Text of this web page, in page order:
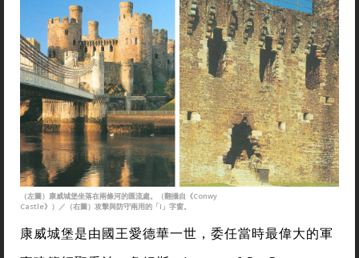
（左圖）康威城堡坐落在兩條河的匯流處。（翻攝自《Conwy
Castle》）／（右圖）攻擊與防守兩用的「I」字窗。
康威城堡是由國王愛德華一世，委任當時最偉大的軍